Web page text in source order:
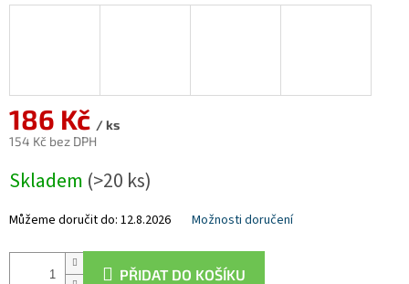
186 Kč / ks
154 Kč bez DPH
cena:
Skladem (>20 ks)
Můžeme doručit do: 12.8.2026 Možnosti doručení
PŘIDAT DO KOŠÍKU